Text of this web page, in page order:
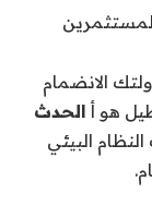
الانضمام
هو أ الحدث
البيئي